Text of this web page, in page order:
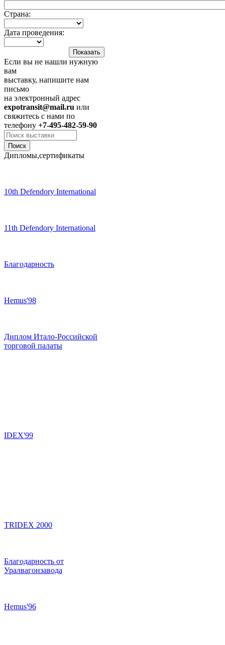
Страна:
Дата проведения:
Если вы не нашли нужную
вам
выставку, напишите нам
письмо
на электронный адрес
expotransit@mail.ru или
свяжитесь с нами по
телефону +7-495-482-59-90
Дипломы,сертификаты
10th Defendory International
11th Defendory International
Благодарность
Hemus'98
Диплом Итало-Российской
торговой палаты
IDEX'99
TRIDEX 2000
Благодарность от
Уралвагонзавода
Hemus'96